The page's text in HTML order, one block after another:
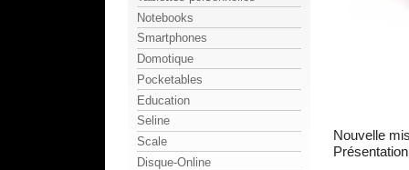
Nouvelle
Notebooks
Smartphones
Domotique
Pocketables
Education
Seline
Scale
Disque-Online